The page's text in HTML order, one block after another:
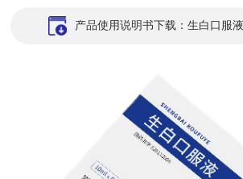
产品使用说明书下载：生白口服液